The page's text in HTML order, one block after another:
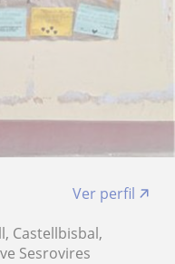
Ver perfil
Castellbisbal,
Sesrovires